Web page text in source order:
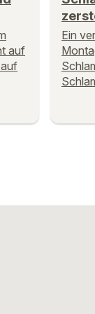
auf
Ein